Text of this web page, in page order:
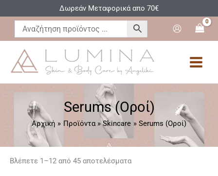
στο
περιεχόμενο
Δωρεάν Μεταφορικά απο 70€
Serums (Οροί)
Αρχική Προϊόντα Skincare Serums (Οροί)
Βλέπετε 1–12 από 45 αποτελέσματα